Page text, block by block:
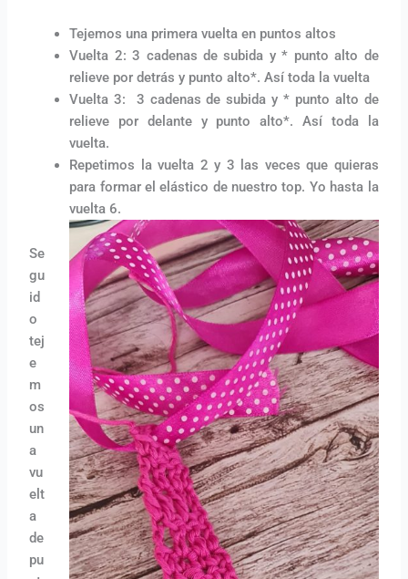
Tejemos una primera vuelta en puntos altos
Vuelta 2: 3 cadenas de subida y * punto alto de
relieve por detrás y punto alto*. Así toda la vuelta
Vuelta 3: 3 cadenas de subida y * punto alto de
relieve por delante y punto alto*. Así toda la
vuelta.
Repetimos la vuelta 2 y 3 las veces que quieras
para formar el elástico de nuestro top. Yo hasta la
vuelta 6.
Se
gu
id
o
tej
e
m
os
un
a
vu
elt
a
de
pu